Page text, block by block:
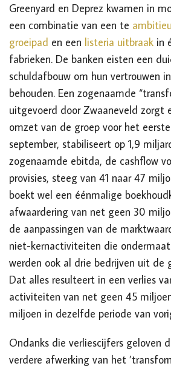
Greenyard en Deprez kwamen in
een combinatie van een te
groeipad en een listeria uitbraak in
fabrieken. De banken eisten een
schuldafbouw om hun vertrouwen
behouden. Een zogenaamde
uitgevoerd door Zwaaneveld zorgt
omzet van de groep voor het
september, stabiliseert op 1,9
zogenaamde ebitda, de cashflow
provisies, steeg van 41 naar 47
boekt wel een éénmalige
afwaardering van net geen 30
de aanpassingen van de
niet-kernactiviteiten die
werden ook al drie bedrijven uit de
Dat alles resulteert in een verlies
activiteiten van net geen 45
miljoen in dezelfde periode van
Ondanks die verliescijfers geloven
verdere afwerking van het